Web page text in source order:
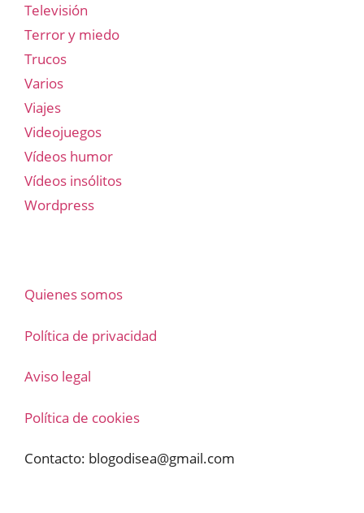
Televisión
Terror y miedo
Trucos
Varios
Viajes
Videojuegos
Vídeos humor
Vídeos insólitos
Wordpress
Quienes somos
Política de privacidad
Aviso legal
Política de cookies
Contacto: blogodisea@gmail.com